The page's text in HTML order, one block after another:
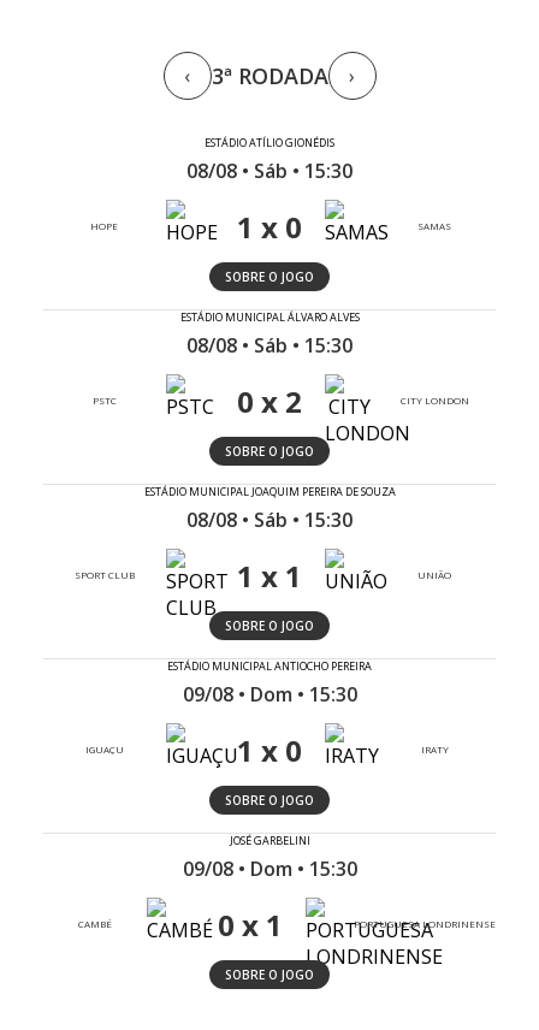
‹ 3ª RODADA ›
ESTÁDIO ATÍLIO GIONÉDIS
08/08 • Sáb • 15:30
HOPE 1 x 0 SAMAS
SOBRE O JOGO
ESTÁDIO MUNICIPAL ÁLVARO ALVES
08/08 • Sáb • 15:30
PSTC 0 x 2 CITY LONDON
SOBRE O JOGO
ESTÁDIO MUNICIPAL JOAQUIM PEREIRA DE SOUZA
08/08 • Sáb • 15:30
SPORT CLUB 1 x 1 UNIÃO
SOBRE O JOGO
ESTÁDIO MUNICIPAL ANTIOCHO PEREIRA
09/08 • Dom • 15:30
IGUAÇU 1 x 0 IRATY
SOBRE O JOGO
JOSÉ GARBELINI
09/08 • Dom • 15:30
CAMBÉ 0 x 1 PORTUGUESA LONDRINENSE
SOBRE O JOGO